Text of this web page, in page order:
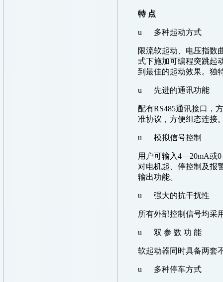
特 点
u 多种起动方式
限流软起动、电压指数
式下施加可编程突跳起
到最佳的起动效果。独
u 先进的通讯功能
配有RS485通讯接口，
准协议，方便组态连接
u 模拟信号控制
用户可输入4—20mA或
对电机起、停控制及报
输出功能。
u 强大的抗干扰性
所有外部控制信号均采
u 双 参 数 功 能
软起动器同时具备两套
u 多种停车方式